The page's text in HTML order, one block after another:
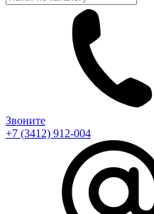
Звоните
+7 (3412) 912-004